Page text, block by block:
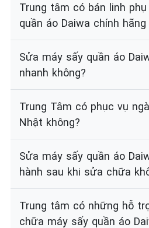
Trung tâm có bán linh
quần áo Daiwa chính hãng
Sửa máy sấy quần áo
nhanh không?
Trung Tâm có phục vụ
Nhật không?
Sửa máy sấy quần áo
hành sau khi sửa chữa
Trung tâm có những hỗ
chữa máy sấy quần áo